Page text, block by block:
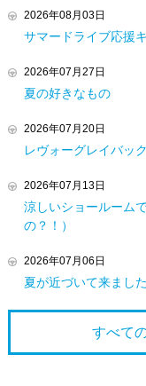
2026年08月03日
サマードライブ応援
2026年07月27日
夏の好きなもの
2026年07月20日
レヴォーグレイバッ
2026年07月13日
涼しいショールーム
の？！）
2026年07月06日
夏が近づいて来ました
すべて